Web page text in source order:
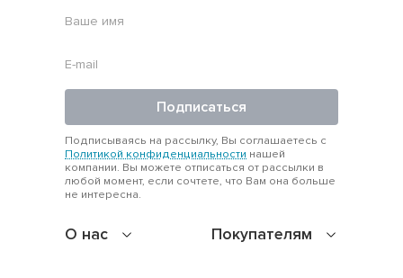
О нас Покупателям
Подписаться
Подписываясь на рассылку, Вы соглашаетесь с
Политикой конфиденциальности нашей
компании. Вы можете отписаться от рассылки в
любой момент, если сочтете, что Вам она больше
не интересна.